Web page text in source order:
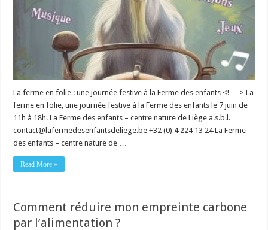
La ferme en folie : une journée festive à la Ferme des enfants <!– –> La
ferme en folie, une journée festive à la Ferme des enfants le 7 juin de
11h à 18h. La Ferme des enfants – centre nature de Liège a.s.b.l.
contact@lafermedesenfantsdeliege.be +32 (0) 4 224 13 24 La Ferme
des enfants – centre nature de …
Read More »
Comment réduire mon empreinte carbone
par l’alimentation ?